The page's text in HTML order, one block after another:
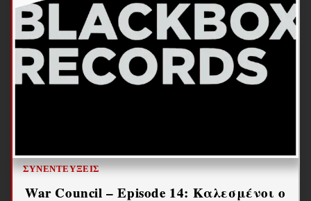
ΣΥΝΕΝΤΕΎΞΕΙΣ
War Council – Episode 14: Καλεσμένοι ο